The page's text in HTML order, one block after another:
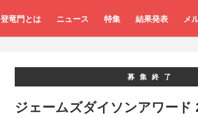
登竜門とは ニュース 特集 結果発表 メ
募集終了
ジェームズダイソンアワード